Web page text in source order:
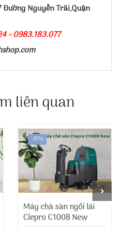
Nguyễn Trãi,Quận
- 0983.183.077
liên quan
-9%
Máy chà sàn ngồi lái
Clepro C100B New